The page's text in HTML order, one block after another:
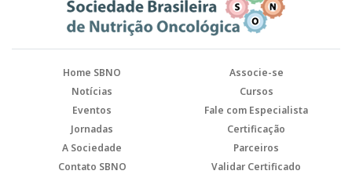
Home SBNO
Associe-se
Notícias
Cursos
Eventos
Fale com Especialista
Jornadas
Certificação
A Sociedade
Parceiros
Contato SBNO
Validar Certificado